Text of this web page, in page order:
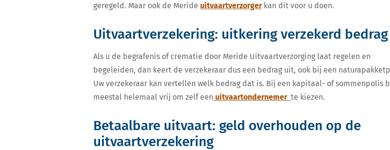
geregeld. Maar ook de Meride uitvaartverzorger kan dit voor u doen.
Uitvaartverzekering: uitkering verzekerd bedrag
Als u de begrafenis of crematie door Meride Uitvaartverzorging laat regelen en
begeleiden, dan keert de verzekeraar dus een bedrag uit, ook bij een
Uw verzekeraar kan vertellen welk bedrag dat is. Bij een kapitaal- of sommenpolis
meestal helemaal vrij om zelf een uitvaartondernemer te kiezen.
Betaalbare uitvaart: geld overhouden op de
uitvaartverzekering